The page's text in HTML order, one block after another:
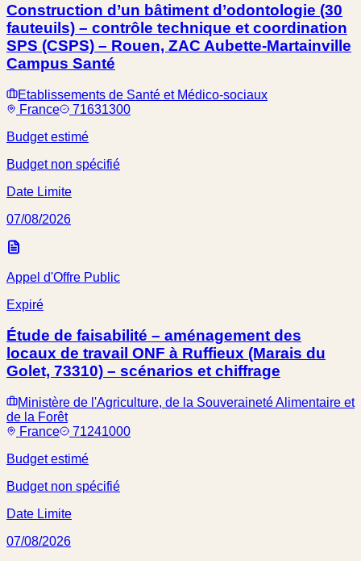
Construction d’un bâtiment d’odontologie (30
fauteuils) – contrôle technique et coordination
SPS (CSPS) – Rouen, ZAC Aubette-Martainville
Campus Santé
Etablissements de Santé et Médico-sociaux
France
71631300
Budget estimé
Budget non spécifié
Date Limite
07/08/2026
Appel d'Offre Public
Expiré
Étude de faisabilité – aménagement des
locaux de travail ONF à Ruffieux (Marais du
Golet, 73310) – scénarios et chiffrage
Ministère de l'Agriculture, de la Souveraineté Alimentaire et
de la Forêt
France
71241000
Budget estimé
Budget non spécifié
Date Limite
07/08/2026